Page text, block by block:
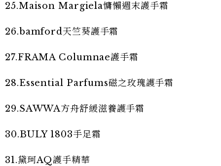
25.Maison Margiela慵懶週末護手霜
26.bamford天竺葵護手霜
27.FRAMA Columnae護手霜
28.Essential Parfums磁之玫瑰護手霜
29.SAWWA方舟舒緩滋養護手霜
30.BULY 1803手足霜
31.黛珂AQ護手精華